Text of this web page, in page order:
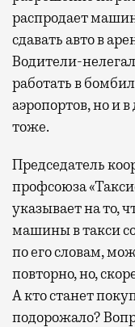
распродает
сдавать авто в
Водители-
работать в
аэропортов, но и
тоже.
Председатель
профсоюза
указывает на то,
машины в такси
по его словам,
повторно, но,
А кто станет
подорожало?